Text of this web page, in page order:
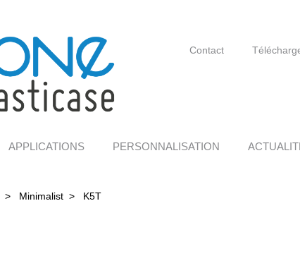
Contact
APPLICATIONS PERSONNALISATION
> Minimalist > K5T